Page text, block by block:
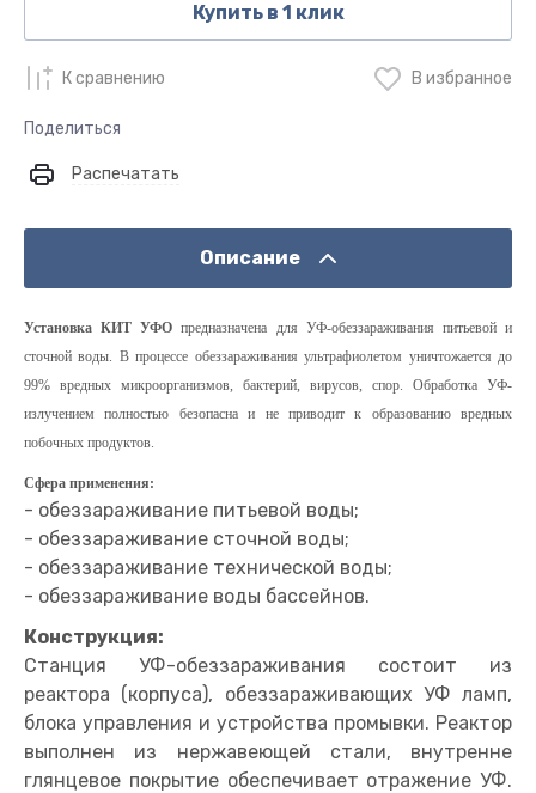
Купить в 1 клик
К сравнению В избранное
Поделиться
Распечатать
Описание
Установка КИТ УФО предназначена для УФ-обеззараживания питьевой и
сточной воды. В процессе обеззараживания ультрафиолетом уничтожается до
99% вредных микроорганизмов, бактерий, вирусов, спор. Обработка УФ-
излучением полностью безопасна и не приводит к образованию вредных
побочных продуктов.
Сфера применения:
- обеззараживание питьевой воды;
- обеззараживание сточной воды;
- обеззараживание технической воды;
- обеззараживание воды бассейнов.
Конструкция:
Станция УФ-обеззараживания состоит из
реактора (корпуса), обеззараживающих УФ ламп,
блока управления и устройства промывки. Реактор
выполнен из нержавеющей стали, внутренне
глянцевое покрытие обеспечивает отражение УФ.